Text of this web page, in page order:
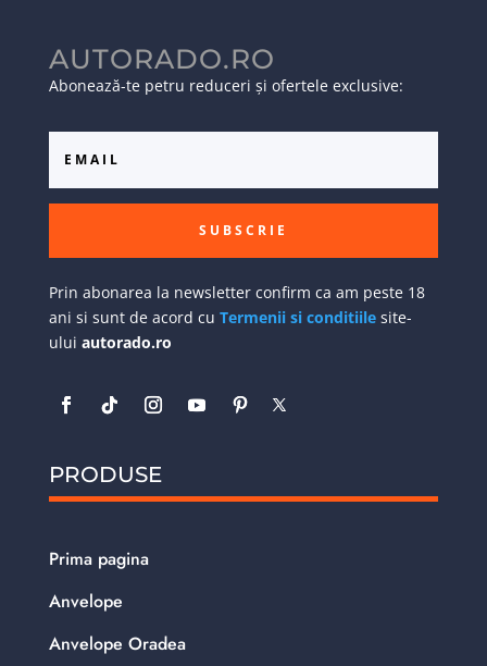
AUTORADO.RO
Abonează-te petru reduceri și ofertele exclusive:
SUBSCRIE
Prin abonarea la newsletter confirm ca am peste 18
ani si sunt de acord cu Termenii si conditiilesite-
ului autorado.ro
PRODUSE
Prima pagina
Anvelope
Anvelope Oradea